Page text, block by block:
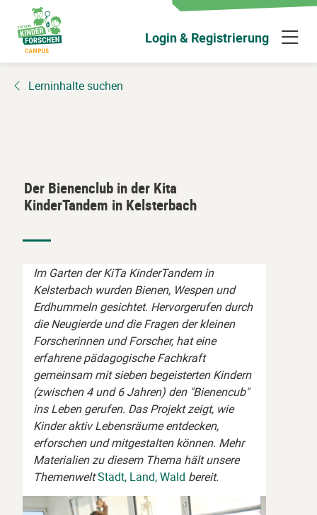
Hauptinhalt
wechseln
Login & Registrierung
Lerninhalte suchen
Der Bienenclub in der Kita
KinderTandem in Kelsterbach
Im Garten der KiTa KinderTandem in
Kelsterbach wurden Bienen, Wespen und
Erdhummeln gesichtet. Hervorgerufen durch
die Neugierde und die Fragen der kleinen
Forscherinnen und Forscher, hat eine
erfahrene pädagogische Fachkraft
gemeinsam mit sieben begeisterten Kindern
(zwischen 4 und 6 Jahren) den "Bienencub"
ins Leben gerufen. Das Projekt zeigt, wie
Kinder aktiv Lebensräume entdecken,
erforschen und mitgestalten können. Mehr
Materialien zu diesem Thema hält unsere
ThemenweltStadt, Land, Wald bereit.